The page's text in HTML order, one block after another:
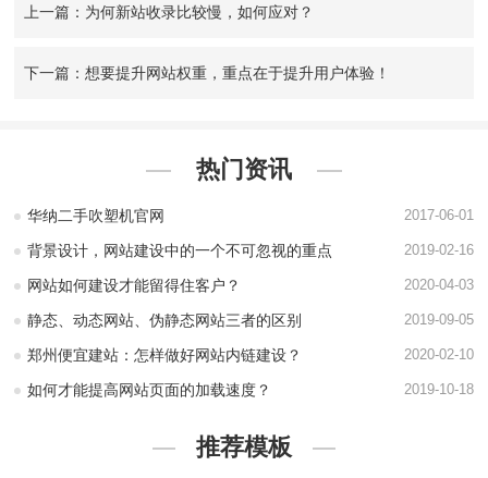
上一篇：为何新站收录比较慢，如何应对？
下一篇：想要提升网站权重，重点在于提升用户体验！
热门资讯
华纳二手吹塑机官网 2017-06-01
背景设计，网站建设中的一个不可忽视的重点 2019-02-16
网站如何建设才能留得住客户？ 2020-04-03
静态、动态网站、伪静态网站三者的区别 2019-09-05
郑州便宜建站：怎样做好网站内链建设？ 2020-02-10
如何才能提高网站页面的加载速度？ 2019-10-18
推荐模板